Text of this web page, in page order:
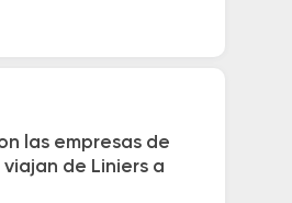
las empresas de
de Liniers a